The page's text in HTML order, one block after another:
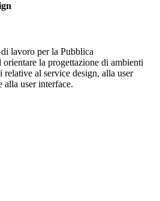
lavoro per la Pubblica
la progettazione di ambienti
al service design, alla user
alla user interface.